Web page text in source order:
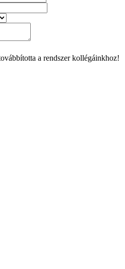
a rendszer kollégáinkhoz!